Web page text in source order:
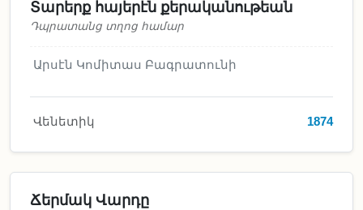
Տարերք հայերէն քերականութեան
Դպրատանց տղոց համար
Արսէն Կոմիտաս Բագրատունի
Վենետիկ 1874
Ճերմակ Վարդը